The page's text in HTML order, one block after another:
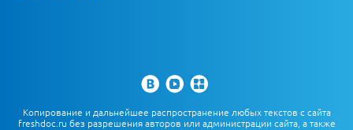
Копирование и дальнейшее распространение любых текстов с сайта
freshdoc.ru без разрешения авторов или администрации сайта, а также